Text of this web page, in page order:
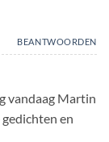
BEANTWOORDEN
vandaag Martin
en